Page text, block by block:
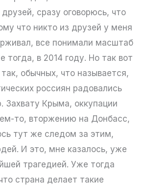
сразу оговорюсь, что
что никто из друзей у меня
все понимали масштаб
тогда, в 2014 году. Но так вот
обычных, что называется,
россиян радовались
Захвату Крыма, оккупации
то, вторжению на Донбасс,
тут же следом за этим,
И это, мне казалось, уже
трагедией. Уже тогда
страна делает такие